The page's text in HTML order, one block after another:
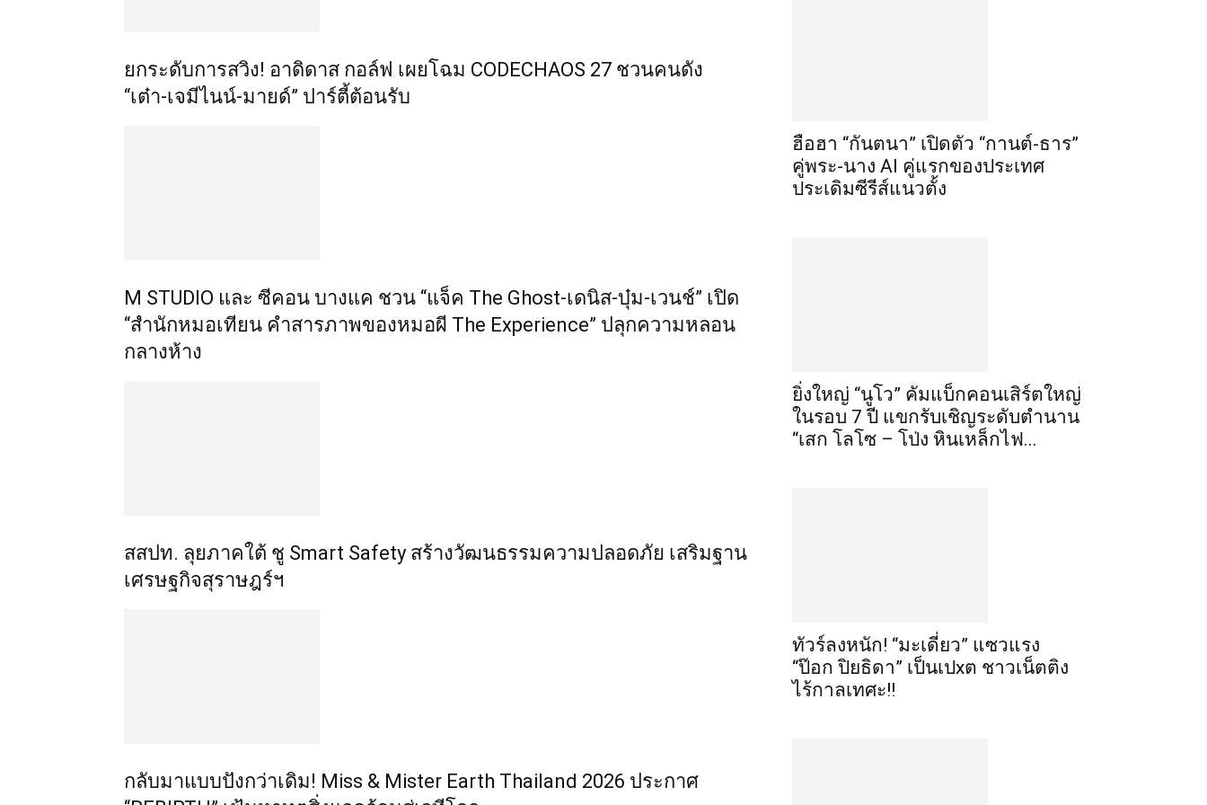
​ยกระดับการสวิง! อาดิดาส กอล์ฟ เผยโฉม CODECHAOS 27 ชวนคนดัง
“เต๋า-เจมีไนน์-มายด์” ปาร์ตี้ต้อนรับ
M STUDIO และ ซีคอน บางแค ชวน “แจ็ค The Ghost-เดนิส-บุ๋ม-เวนช์” เปิด
“สำนักหมอเทียน คำสารภาพของหมอผี The Experience” ปลุกความหลอน
กลางห้าง
​สสปท. ลุยภาคใต้ ชู Smart Safety สร้างวัฒนธรรมความปลอดภัย เสริมฐาน
เศรษฐกิจสุราษฎร์ฯ
กลับมาแบบปังกว่าเดิม! Miss & Mister Earth Thailand 2026 ประกาศ
ฮือฮา “กันตนา” เปิดตัว “กานต์-ธาร”
คู่พระ-นาง AI คู่แรกของประเทศ
ประเดิมซีรีส์แนวตั้ง
ยิ่งใหญ่ “นูโว” คัมแบ็กคอนเสิร์ตใหญ่
ในรอบ 7 ปี แขกรับเชิญระดับตำนาน
“เสก โลโซ – โป่ง หินเหล็กไฟ...
ทัวร์ลงหนัก! “มะเดี่ยว” แซวแรง
“ป๊อก ปิยธิดา” เป็นเปxต ชาวเน็ตติง
ไร้กาลเทศะ!!